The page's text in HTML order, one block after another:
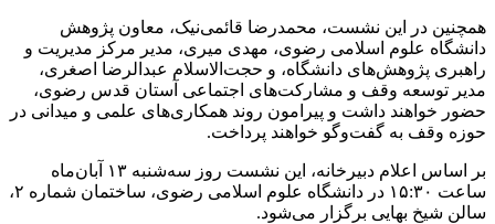
همچنین در این نشست، محمدرضا قائمی‌نیک، معاون پژوهش
دانشگاه علوم اسلامی رضوی، مهدی میری، مدیر مرکز مدیریت و
راهبری پژوهش‌های دانشگاه، و حجت‌الاسلام عبدالرضا اصغری،
مدیر توسعه وقف و مشارکت‌های اجتماعی آستان قدس رضوی،
حضور خواهند داشت و پیرامون روند همکاری‌های علمی و میدانی در
حوزه وقف به گفت‌وگو خواهند پرداخت.
بر اساس اعلام دبیرخانه، این نشست روز سه‌شنبه ۱۳ آبان‌ماه
ساعت ۱۵:۳۰ در دانشگاه علوم اسلامی رضوی، ساختمان شماره ۲،
سالن شیخ بهایی برگزار می‌شود.